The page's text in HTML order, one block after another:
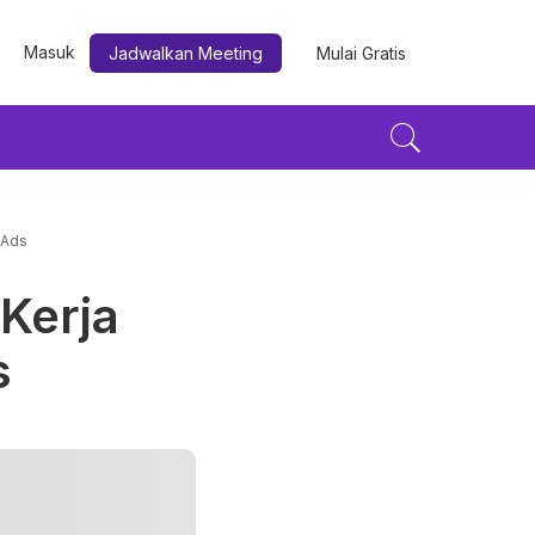
Masuk Jadwalkan Meeting Mulai Gratis